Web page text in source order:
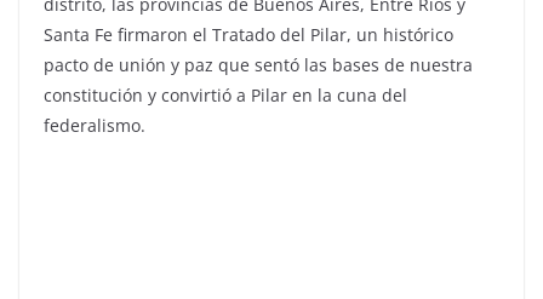
Santa Fe firmaron el Tratado del Pilar, un histórico
pacto de unión y paz que sentó las bases de nuestra
constitución y convirtió a Pilar en la cuna del
federalismo.